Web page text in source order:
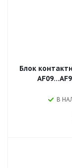
Блок
В